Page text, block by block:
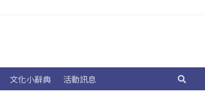
文化小辭典 活動訊息